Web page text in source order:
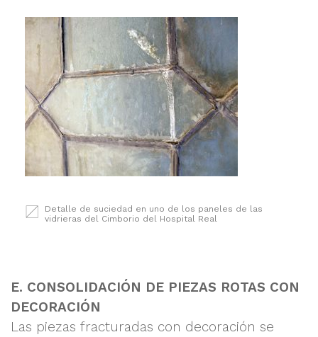
Detalle de suciedad en uno de los paneles de las
vidrieras del Cimborio del Hospital Real
E. CONSOLIDACIÓN DE PIEZAS ROTAS CON
DECORACIÓN
Las piezas fracturadas con decoración se